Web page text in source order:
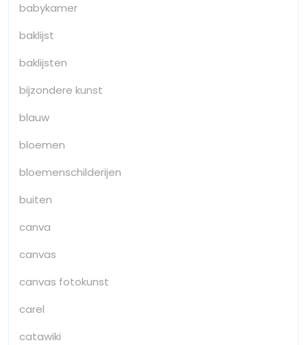
babykamer
baklijst
baklijsten
bijzondere kunst
blauw
bloemen
bloemenschilderijen
buiten
canva
canvas
canvas fotokunst
carel
catawiki